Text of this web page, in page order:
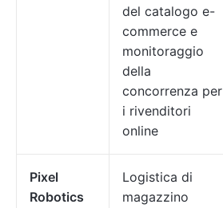
del catalogo e-
commerce e
monitoraggio
della
concorrenza per
i rivenditori
online
Pixel
Robotics
Logistica di
magazzino